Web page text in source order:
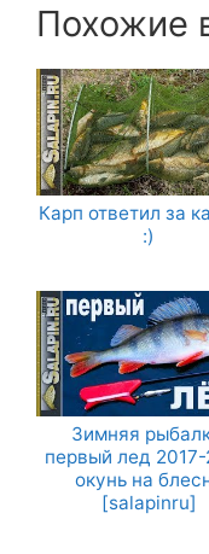
Похожие
Карп ответил за
:)
Зимняя
первый лед 2017-
окунь на
[salapinru]